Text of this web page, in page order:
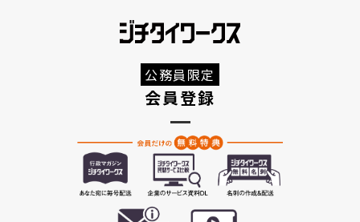
公務員限定
会員登録